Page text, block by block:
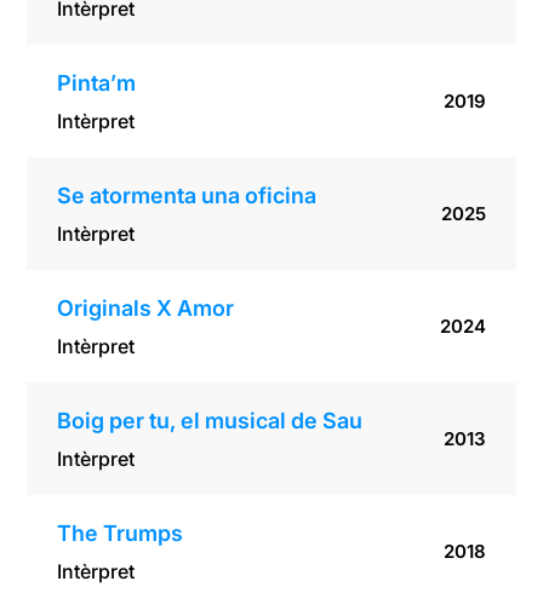
Intèrpret
Pinta’m
Intèrpret
2019
Se atormenta una oficina
Intèrpret
2025
Originals X Amor
Intèrpret
2024
Boig per tu, el musical de Sau
Intèrpret
2013
The Trumps
Intèrpret
2018